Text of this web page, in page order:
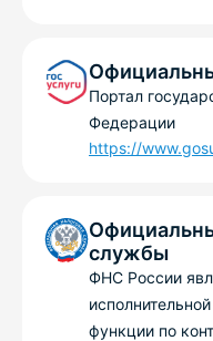
Портал
Федерации
https://
службы
ФНС России
функции по